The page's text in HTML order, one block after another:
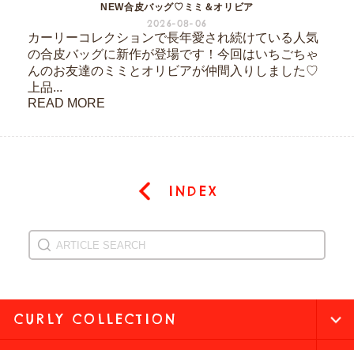
NEW合皮バッグ♡ミミ＆オリビア
2026-08-06
カーリーコレクションで長年愛され続けている人気
の合皮バッグに新作が登場です！今回はいちごちゃ
んのお友達のミミとオリビアが仲間入りしました♡
上品...
READ MORE
INDEX
CURLY COLLECTION